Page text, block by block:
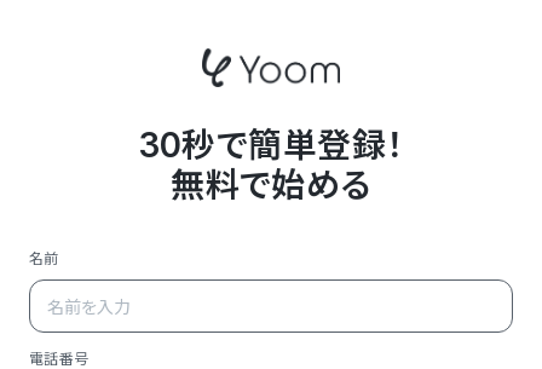
30秒で簡単登録！
無料で始める
名前
電話番号